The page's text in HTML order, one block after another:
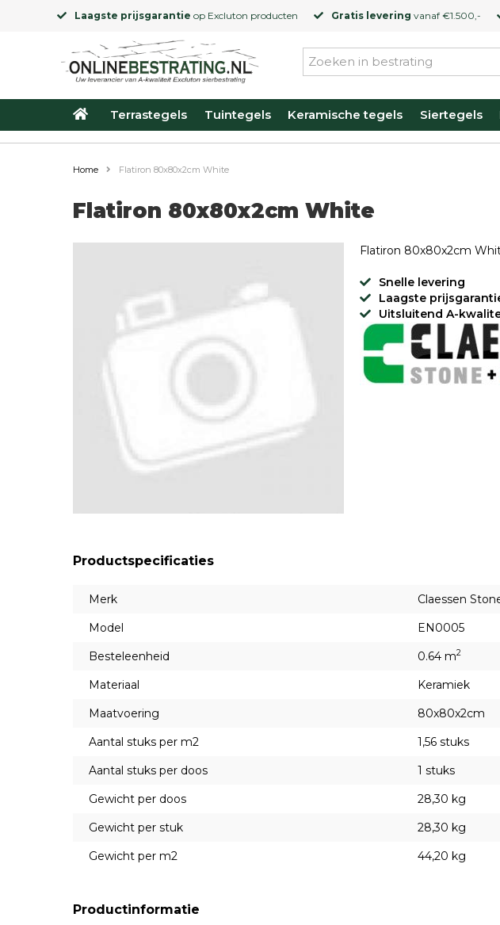
Laagste prijsgarantie op Excluton producten Gratis levering vanaf €1.500,-
Terrastegels Tuintegels Keramische tegels Siertegels
Home Flatiron 80x80x2cm White
Flatiron 80x80x2cm White
Flatiron 80x80x2cm
Snelle levering
Laagste
Uitsluitend A-
Productspecificaties
Merk
Claessen
Model
EN0005
Besteleenheid
0.64 m2
Materiaal
Keramiek
Maatvoering
80x80x2cm
Aantal stuks per m2
1,56 stuks
Aantal stuks per doos
1 stuks
Gewicht per doos
28,30 kg
Gewicht per stuk
28,30 kg
Gewicht per m2
44,20 kg
Productinformatie